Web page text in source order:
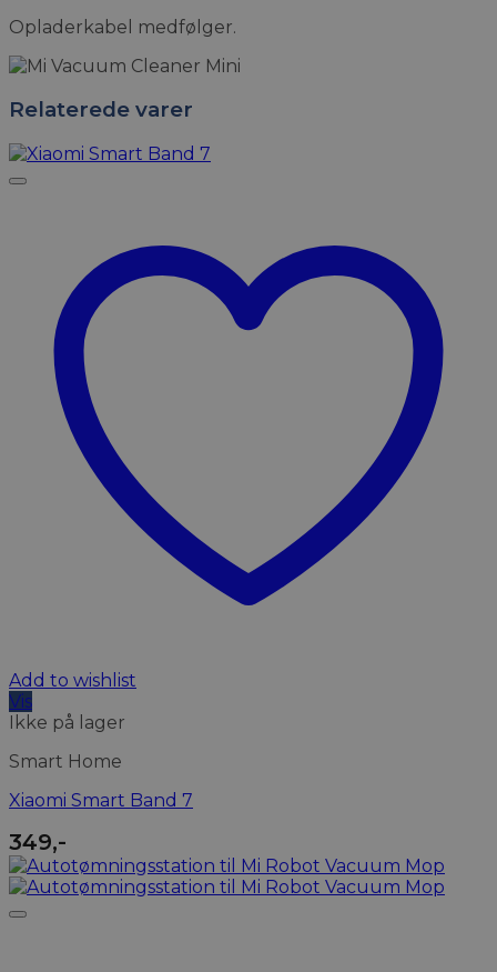
Opladerkabel medfølger.
Relaterede varer
Add to wishlist
Vis
Ikke på lager
Smart Home
Xiaomi Smart Band 7
349,-